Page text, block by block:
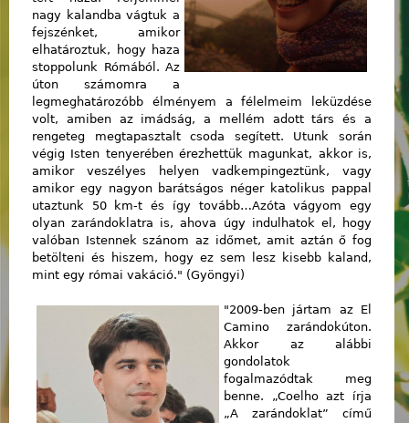
nagy kalandba vágtuk a
fejszénket, amikor
elhatároztuk, hogy haza
stoppolunk Rómából. Az
úton számomra a
legmeghatározóbb élményem a félelmeim leküzdése
volt, amiben az imádság, a mellém adott társ és a
rengeteg megtapasztalt csoda segített. Utunk során
végig Isten tenyerében érezhettük magunkat, akkor is,
amikor veszélyes helyen vadkempingeztünk, vagy
amikor egy nagyon barátságos néger katolikus pappal
utaztunk 50 km-t és így tovább…Azóta vágyom egy
olyan zarándoklatra is, ahova úgy indulhatok el, hogy
valóban Istennek szánom az időmet, amit aztán ő fog
betölteni és hiszem, hogy ez sem lesz kisebb kaland,
mint egy római vakáció." (Gyöngyi)
"2009-ben jártam az El
Camino zarándokúton.
Akkor az alábbi
gondolatok
fogalmazódtak meg
benne. „Coelho azt írja
„A zarándoklat” című